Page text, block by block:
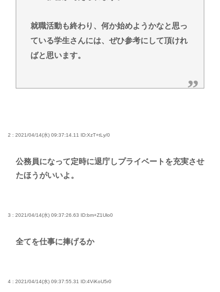
就職活動も終わり、何か始めようかなと思っ
ている学生さんには、ぜひ参考にして頂けれ
ばと思います。
2 : 2021/04/14(水) 09:37:14.11 ID:XzT+tLy/0
公務員になって定時に退庁しプライベートを充実させ
たほうがいいよ。
3 : 2021/04/14(水) 09:37:26.63 ID:bm+Z1Ulo0
全てを仕事に捧げるか
4 : 2021/04/14(水) 09:37:55.31 ID:4ViKoU5r0